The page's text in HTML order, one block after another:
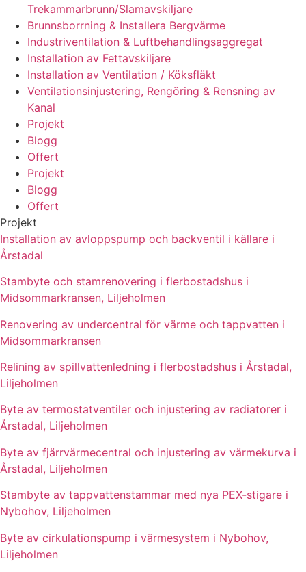
Trekammarbrunn/Slamavskiljare
Brunnsborrning & Installera Bergvärme
Industriventilation & Luftbehandlingsaggregat
Installation av Fettavskiljare
Installation av Ventilation / Köksfläkt
Ventilationsinjustering, Rengöring & Rensning av
Kanal
Projekt
Blogg
Offert
Projekt
Blogg
Offert
Projekt
Installation av avloppspump och backventil i källare i
Årstadal
Stambyte och stamrenovering i flerbostadshus i
Midsommarkransen, Liljeholmen
Renovering av undercentral för värme och tappvatten i
Midsommarkransen
Relining av spillvattenledning i flerbostadshus i Årstadal,
Liljeholmen
Byte av termostatventiler och injustering av radiatorer i
Årstadal, Liljeholmen
Byte av fjärrvärmecentral och injustering av värmekurva i
Årstadal, Liljeholmen
Stambyte av tappvattenstammar med nya PEX-stigare i
Nybohov, Liljeholmen
Byte av cirkulationspump i värmesystem i Nybohov,
Liljeholmen